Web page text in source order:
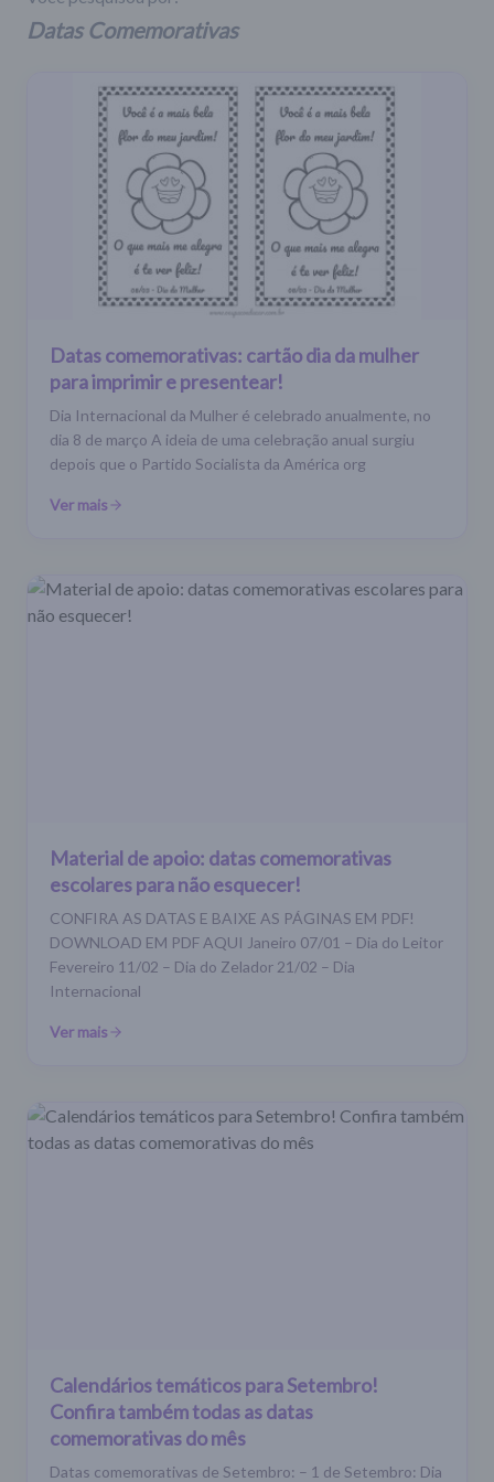
Datas Comemorativas
Datas comemorativas: cartão dia da mulher
para imprimir e presentear!
Dia Internacional da Mulher é celebrado anualmente, no
dia 8 de março A ideia de uma celebração anual surgiu
depois que o Partido Socialista da América org
Ver mais
Material de apoio: datas comemorativas
escolares para não esquecer!
CONFIRA AS DATAS E BAIXE AS PÁGINAS EM PDF!
DOWNLOAD EM PDF AQUI Janeiro 07/01 – Dia do Leitor
Fevereiro 11/02 – Dia do Zelador 21/02 – Dia
Internacional
Ver mais
Calendários temáticos para Setembro!
Confira também todas as datas
comemorativas do mês
Datas comemorativas de Setembro: – 1 de Setembro: Dia